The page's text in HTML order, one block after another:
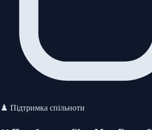
♟️ Підтримка спільноти